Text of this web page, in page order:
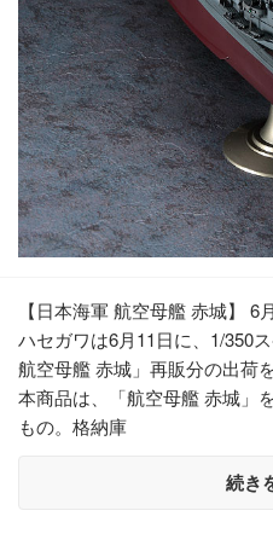
【日本海軍 航空母艦 赤城】
ハセガワは6月11日に、1/350
航空母艦 赤城」再販分の出荷
本商品は、「航空母艦 赤城」
もの。格納庫
続き